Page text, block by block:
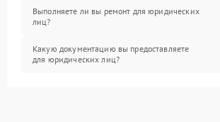
Выполняете ли вы ремонт для юридических
лиц?
Какую документацию вы предоставляете
для юридических лиц?